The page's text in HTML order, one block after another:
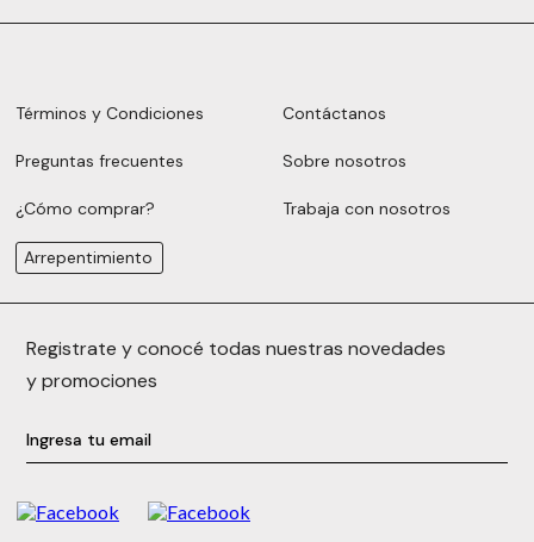
Términos y Condiciones
Preguntas frecuentes
¿Cómo comprar?
Arrepentimiento
Contáctanos
Sobre nosotros
Trabaja con nosotros
Registrate y conocé todas nuestras novedades
y promociones